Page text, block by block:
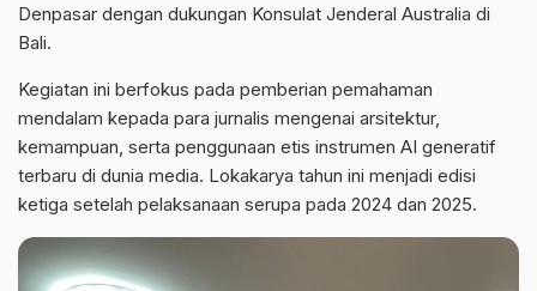
Denpasar dengan dukungan Konsulat Jenderal Australia di
Bali.
Kegiatan ini berfokus pada pemberian pemahaman
mendalam kepada para jurnalis mengenai arsitektur,
kemampuan, serta penggunaan etis instrumen AI generatif
terbaru di dunia media. Lokakarya tahun ini menjadi edisi
ketiga setelah pelaksanaan serupa pada 2024 dan 2025.